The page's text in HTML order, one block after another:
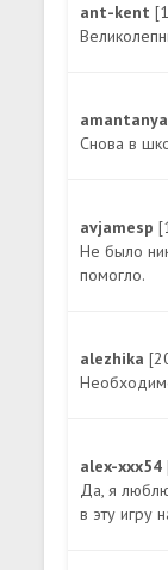
ant-kent
Снова в
avjamesp
Не было
помогло.
alezhika
alex-xxx54
Да, я
в эту игру